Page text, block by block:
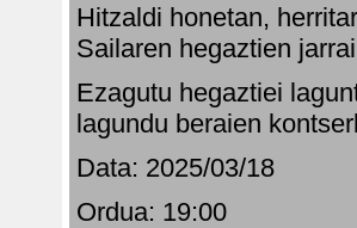
Hitzaldi honetan,
Sailaren hegaztien
Ezagutu hegaztiei
lagundu beraien
Data: 2025/03/18
Ordua: 19:00